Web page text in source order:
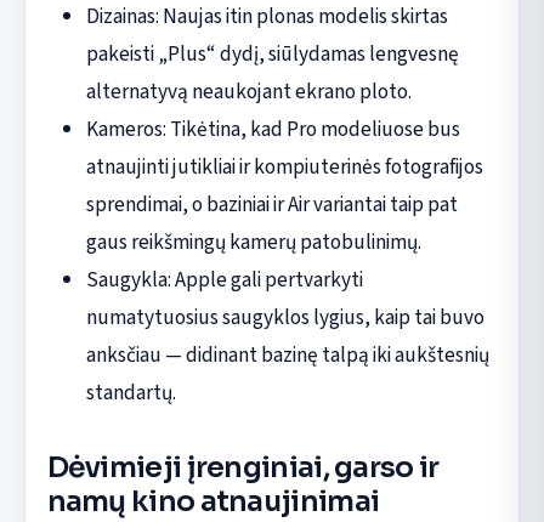
Dizainas: Naujas itin plonas modelis skirtas
pakeisti „Plus“ dydį, siūlydamas lengvesnę
alternatyvą neaukojant ekrano ploto.
Kameros: Tikėtina, kad Pro modeliuose bus
atnaujinti jutikliai ir kompiuterinės fotografijos
sprendimai, o baziniai ir Air variantai taip pat
gaus reikšmingų kamerų patobulinimų.
Saugykla: Apple gali pertvarkyti
numatytuosius saugyklos lygius, kaip tai buvo
anksčiau — didinant bazinę talpą iki aukštesnių
standartų.
Dėvimieji įrenginiai, garso ir
namų kino atnaujinimai